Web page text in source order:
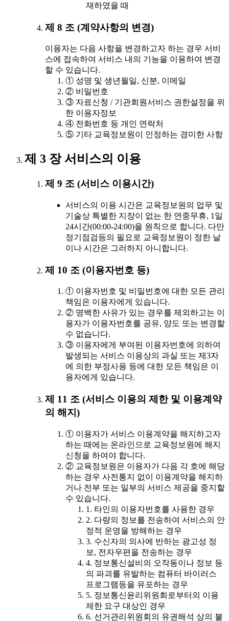
재하였을 때
제 8 조 (계약사항의 변경)
이용자는 다음 사항을 변경하고자 하는 경우 서비
스에 접속하여 서비스 내의 기능을 이용하여 변경
할 수 있습니다.
① 성명 및 생년월일, 신분, 이메일
② 비밀번호
③ 자료신청 / 기관회원서비스 권한설정을 위
한 이용자정보
④ 전화번호 등 개인 연락처
⑤ 기타 교육정보원이 인정하는 경미한 사항
제 3 장 서비스의 이용
제 9 조 (서비스 이용시간)
서비스의 이용 시간은 교육정보원의 업무 및
기술상 특별한 지장이 없는 한 연중무휴, 1일
24시간(00:00-24:00)을 원칙으로 합니다. 다만
정기점검등의 필요로 교육정보원이 정한 날
이나 시간은 그러하지 아니합니다.
제 10 조 (이용자번호 등)
① 이용자번호 및 비밀번호에 대한 모든 관리
책임은 이용자에게 있습니다.
② 명백한 사유가 있는 경우를 제외하고는 이
용자가 이용자번호를 공유, 양도 또는 변경할
수 없습니다.
③ 이용자에게 부여된 이용자번호에 의하여
발생되는 서비스 이용상의 과실 또는 제3자
에 의한 부정사용 등에 대한 모든 책임은 이
용자에게 있습니다.
제 11 조 (서비스 이용의 제한 및 이용계약
의 해지)
① 이용자가 서비스 이용계약을 해지하고자
하는 때에는 온라인으로 교육정보원에 해지
신청을 하여야 합니다.
② 교육정보원은 이용자가 다음 각 호에 해당
하는 경우 사전통지 없이 이용계약을 해지하
거나 전부 또는 일부의 서비스 제공을 중지할
수 있습니다.
1. 타인의 이용자번호를 사용한 경우
2. 다량의 정보를 전송하여 서비스의 안
정적 운영을 방해하는 경우
3. 수신자의 의사에 반하는 광고성 정
보, 전자우편을 전송하는 경우
4. 정보통신설비의 오작동이나 정보 등
의 파괴를 유발하는 컴퓨터 바이러스
프로그램등을 유포하는 경우
5. 정보통신윤리위원회로부터의 이용
제한 요구 대상인 경우
6. 선거관리위원회의 유권해석 상의 불